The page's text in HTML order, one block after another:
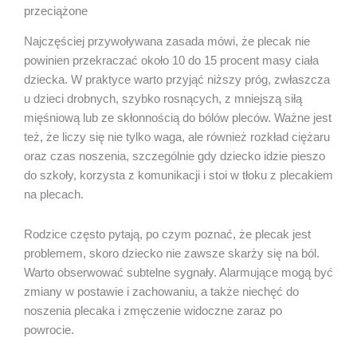
przeciążone
Najczęściej przywoływana zasada mówi, że plecak nie
powinien przekraczać około 10 do 15 procent masy ciała
dziecka. W praktyce warto przyjąć niższy próg, zwłaszcza
u dzieci drobnych, szybko rosnących, z mniejszą siłą
mięśniową lub ze skłonnością do bólów pleców. Ważne jest
też, że liczy się nie tylko waga, ale również rozkład ciężaru
oraz czas noszenia, szczególnie gdy dziecko idzie pieszo
do szkoły, korzysta z komunikacji i stoi w tłoku z plecakiem
na plecach.
Rodzice często pytają, po czym poznać, że plecak jest
problemem, skoro dziecko nie zawsze skarży się na ból.
Warto obserwować subtelne sygnały. Alarmujące mogą być
zmiany w postawie i zachowaniu, a także niechęć do
noszenia plecaka i zmęczenie widoczne zaraz po
powrocie.